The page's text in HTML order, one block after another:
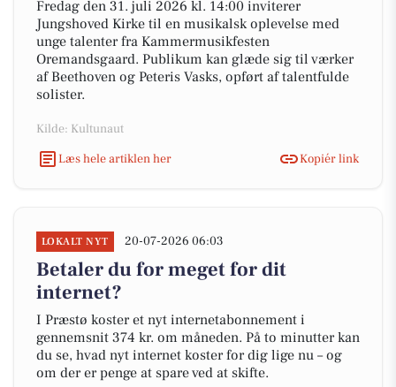
Fredag den 31. juli 2026 kl. 14:00 inviterer
Jungshoved Kirke til en musikalsk oplevelse med
unge talenter fra Kammermusikfesten
Oremandsgaard. Publikum kan glæde sig til værker
af Beethoven og Peteris Vasks, opført af talentfulde
solister.
Kilde: Kultunaut
Læs hele artiklen her
Kopiér link
LOKALT NYT 20-07-2026 06:03
Betaler du for meget for dit
internet?
I Præstø koster et nyt internetabonnement i
gennemsnit 374 kr. om måneden. På to minutter kan
du se, hvad nyt internet koster for dig lige nu – og
om der er penge at spare ved at skifte.